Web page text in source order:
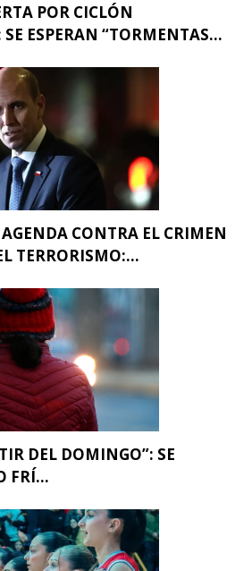
POR CICLÓN
ESPERAN “TORMENTAS...
CONTRA EL CRIMEN
TERRORISMO:...
DEL DOMINGO”: SE
FRÍ...